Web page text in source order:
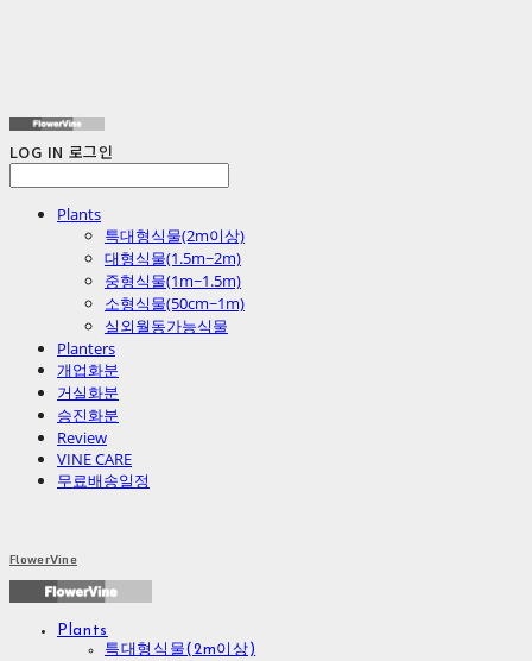
LOG IN 로그인
Plants
특대형식물(2m이상)
대형식물(1.5m~2m)
중형식물(1m~1.5m)
소형식물(50cm~1m)
실외월동가능식물
Planters
개업화분
거실화분
승진화분
Review
VINE CARE
무료배송일정
FlowerVine
Plants
특대형식물(2m이상)